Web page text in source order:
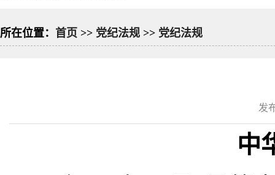
所在位置： 首页 >> 党纪法规 >> 党纪法规
发
中